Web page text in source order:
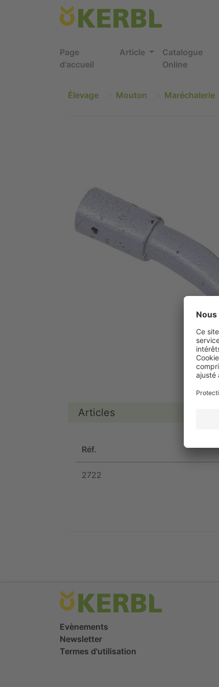
Page
d'accueil
Article
Catalogue
Online
Élevage Mouton Maréchalerie
Articles
Réf.
2722
Evènements
Newsletter
Termes d'utilisation